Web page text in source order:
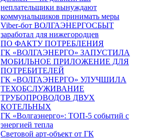
неплательщики вынуждают
коммунальщиков принимать меры
Viber-бот ВОЛГАЭНЕРГОСБЫТ
заработал для нижегородцев
ПО ФАКТУ ПОТРЕБЛЕНИЯ
ГК «ВОЛГАЭНЕРГО» ЗАПУСТИЛА
МОБИЛЬНОЕ ПРИЛОЖЕНИЕ ДЛЯ
ПОТРЕБИТЕЛЕЙ
ГК «ВОЛГАЭНЕРГО» УЛУЧШИЛА
ТЕХОБСЛУЖИВАНИЕ
ТРУБОПРОВОДОВ ДВУХ
КОТЕЛЬНЫХ
ГК «Волгаэнерго»: ТОП-5 событий с
энергией тепла
Световой арт-объект от ГК